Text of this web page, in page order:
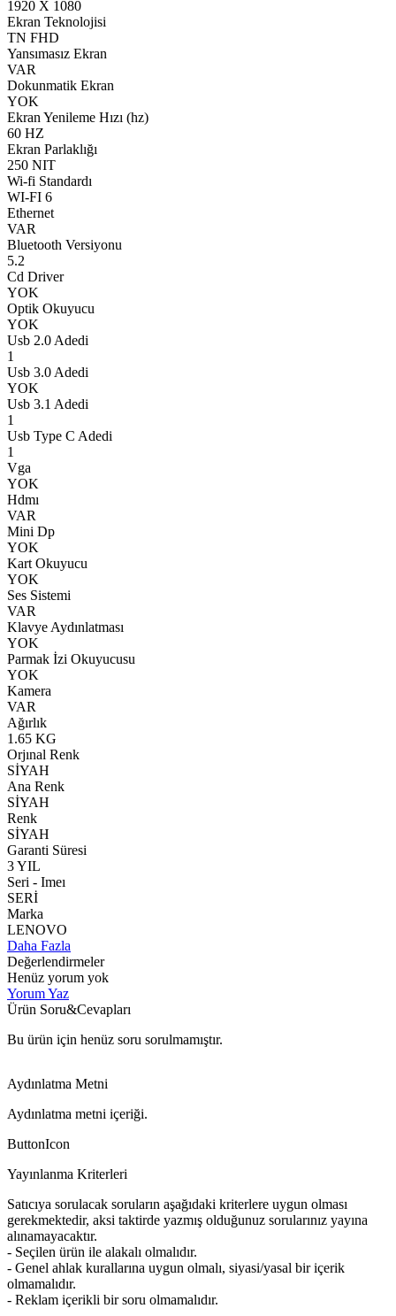
1920 X 1080
Ekran Teknolojisi
TN FHD
Yansımasız Ekran
VAR
Dokunmatik Ekran
YOK
Ekran Yenileme Hızı (hz)
60 HZ
Ekran Parlaklığı
250 NIT
Wi-fi Standardı
WI-FI 6
Ethernet
VAR
Bluetooth Versiyonu
5.2
Cd Driver
YOK
Optik Okuyucu
YOK
Usb 2.0 Adedi
1
Usb 3.0 Adedi
YOK
Usb 3.1 Adedi
1
Usb Type C Adedi
1
Vga
YOK
Hdmı
VAR
Mini Dp
YOK
Kart Okuyucu
YOK
Ses Sistemi
VAR
Klavye Aydınlatması
YOK
Parmak İzi Okuyucusu
YOK
Kamera
VAR
Ağırlık
1.65 KG
Orjınal Renk
SİYAH
Ana Renk
SİYAH
Renk
SİYAH
Garanti Süresi
3 YIL
Seri - Imeı
SERİ
Marka
LENOVO
Daha Fazla
Değerlendirmeler
Henüz yorum yok
Yorum Yaz
Ürün Soru&Cevapları
Bu ürün için henüz soru sorulmamıştır.
Aydınlatma Metni
Aydınlatma metni içeriği.
ButtonIcon
Yayınlanma Kriterleri
Satıcıya sorulacak soruların aşağıdaki kriterlere uygun olması
gerekmektedir, aksi taktirde yazmış olduğunuz sorularınız yayına
alınamayacaktır.
- Seçilen ürün ile alakalı olmalıdır.
- Genel ahlak kurallarına uygun olmalı, siyasi/yasal bir içerik
olmamalıdır.
- Reklam içerikli bir soru olmamalıdır.